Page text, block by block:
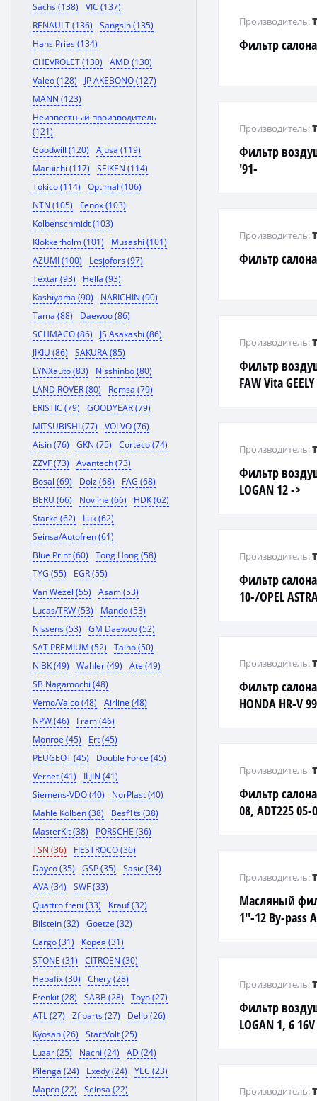
Sachs (138)
VIC (137)
RENAULT (136)
Sangsin (135)
Hans Pries (134)
CHEVROLET (130)
AMD (130)
Valeo (128)
JP AKEBONO (127)
MANN (123)
Неизвестный производитель
(121)
Goodwill (120)
Ajusa (119)
Maruichi (117)
SEIKEN (114)
Tokico (114)
Optimal (106)
NTN (105)
Fenox (103)
Kolbenschmidt (103)
Klokkerholm (101)
Musashi (101)
AZUMI (100)
Lesjofors (97)
Textar (93)
Hella (93)
Kashiyama (90)
NARICHIN (90)
Tama (88)
Daewoo (86)
SCHMACO (86)
JS Asakashi (86)
JIKIU (86)
SAKURA (85)
LYNXauto (83)
Nisshinbo (80)
LAND ROVER (80)
Remsa (79)
ERISTIC (79)
GOODYEAR (79)
MITSUBISHI (77)
VOLVO (76)
Aisin (76)
GKN (75)
Corteco (74)
ZZVF (73)
Avantech (73)
Bosal (69)
Dolz (68)
FAG (68)
BERU (66)
Novline (66)
HDK (62)
Starke (62)
Luk (62)
Seinsa/Autofren (61)
Blue Print (60)
Tong Hong (58)
TYG (55)
EGR (55)
Van Wezel (55)
Asam (53)
Lucas/TRW (53)
Mando (53)
Nissens (53)
GM Daewoo (52)
SAT PREMIUM (52)
Taiho (50)
NiBK (49)
Wahler (49)
Ate (49)
SB Nagamochi (48)
Vemo/Vaico (48)
Airline (48)
NPW (46)
Fram (46)
Monroe (45)
Ert (45)
PEUGEOT (45)
Double Force (45)
Vernet (41)
ILJIN (41)
Siemens-VDO (40)
NorPlast (40)
Mahle Kolben (38)
Besf1ts (38)
MasterKit (38)
PORSCHE (36)
TSN (36)
FIESTROCO (36)
Dayco (35)
GSP (35)
Sasic (34)
AVA (34)
SWF (33)
Quattro freni (33)
Krauf (32)
Bilstein (32)
Goetze (32)
Cargo (31)
Корея (31)
STONE (31)
CITROEN (30)
Hepafix (30)
Chery (28)
Frenkit (28)
SABB (28)
Toyo (27)
ATL (27)
Zf parts (27)
Dello (26)
Kyosan (26)
StartVolt (25)
Luzar (25)
Nachi (24)
AD (24)
Pilenga (24)
Exedy (24)
YEC (23)
Mapco (22)
Seinsa (22)
Фильтр
Производитель:
Фильтр
'91-
Производитель:
Фильтр
Производитель:
Фильтр
FAW Vita
Производитель:
Фильтр
LOGAN 12 ->
Производитель:
Фильтр салона
10-/OPEL
Производитель:
Фильтр
HONDA HR-V
Производитель:
Фильтр
08, ADT225 05-
Производитель:
Масляный
1''-12 By-pass
Производитель:
Фильтр
LOGAN 1, 6
Производитель:
Производитель: